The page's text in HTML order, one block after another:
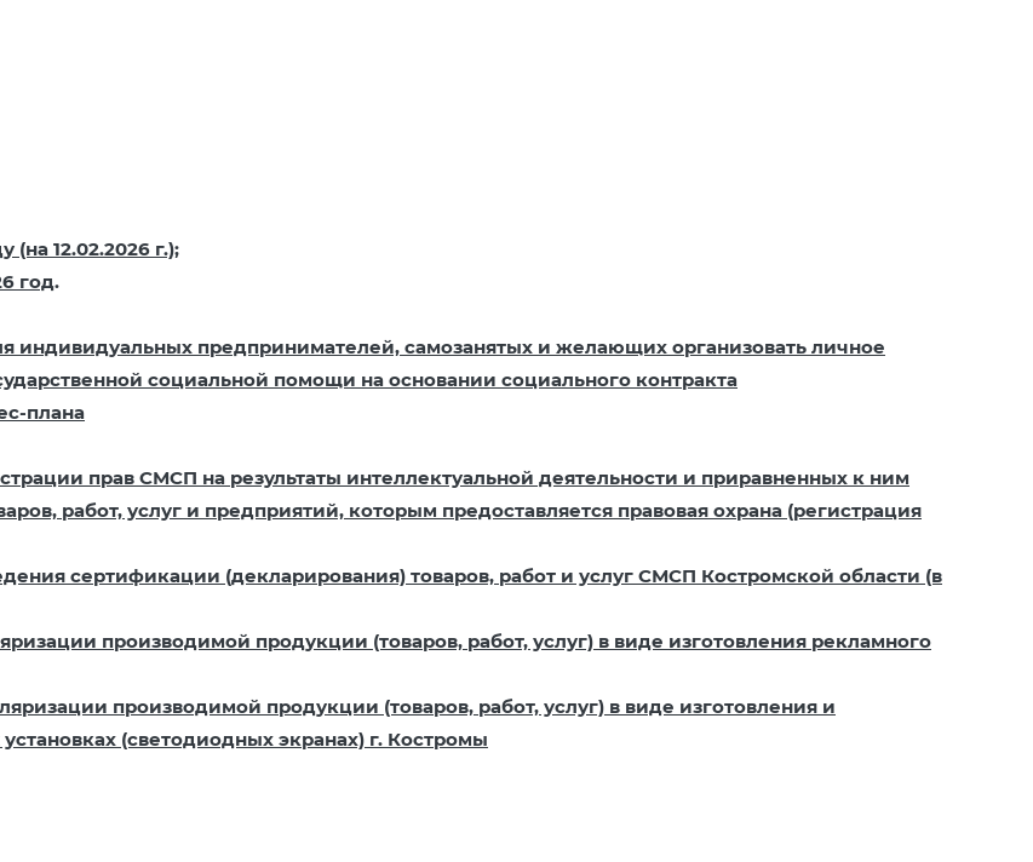
12.02.2026 г.);
год.
предпринимателей, самозанятых и желающих организовать личное
социальной помощи на основании социального контракта
плана
прав СМСП на результаты интеллектуальной деятельности и приравненных к ним
работ, услуг и предприятий, которым предоставляется правовая охрана (регистрация
сертификации (декларирования) товаров, работ и услуг СМСП Костромской области (в
производимой продукции (товаров, работ, услуг) в виде изготовления рекламного
производимой продукции (товаров, работ, услуг) в виде изготовления и
(светодиодных экранах) г. Костромы